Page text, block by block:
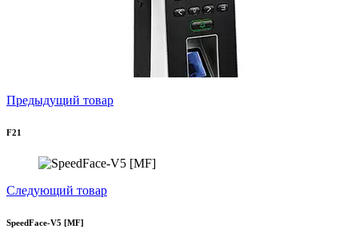
Предыдущий товар
F21
Следующий товар
SpeedFace-V5 [MF]